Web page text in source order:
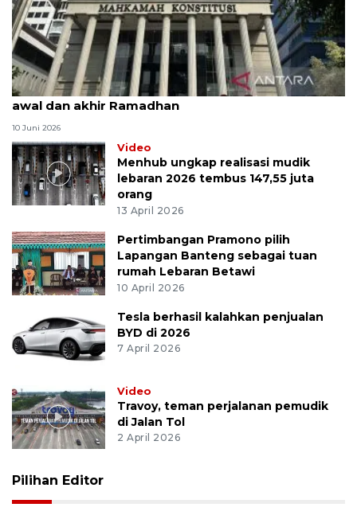
MK uji materi UU Peradilan Agama perihal isbat
awal dan akhir Ramadhan
10 Juni 2026
Video
Menhub ungkap realisasi mudik
lebaran 2026 tembus 147,55 juta
orang
13 April 2026
Pertimbangan Pramono pilih
Lapangan Banteng sebagai tuan
rumah Lebaran Betawi
10 April 2026
Tesla berhasil kalahkan penjualan
BYD di 2026
7 April 2026
Video
Travoy, teman perjalanan pemudik
di Jalan Tol
2 April 2026
Pilihan Editor